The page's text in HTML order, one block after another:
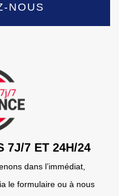
NOUS
7J/7 ET 24H/24
dans l’immédiat,
le formulaire ou à nous